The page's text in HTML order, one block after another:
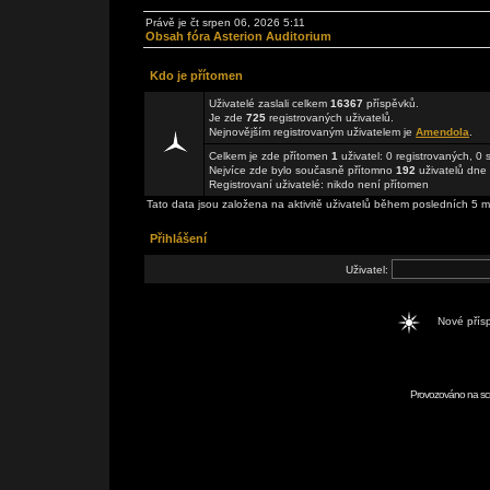
Právě je čt srpen 06, 2026 5:11
Obsah fóra Asterion Auditorium
Kdo je přítomen
Uživatelé zaslali celkem 16367 příspěvků.
Je zde 725 registrovaných uživatelů.
Nejnovějším registrovaným uživatelem je Amendola
Celkem je zde přítomen 1 uživatel: 0 registrovaných,
Nejvíce zde bylo současně přítomno 192 uživatelů
Registrovaní uživatelé: nikdo není přítomen
Tato data jsou založena na aktivitě uživatelů během posledních 5
Přihlášení
Uživatel:
Nové
Provozováno na